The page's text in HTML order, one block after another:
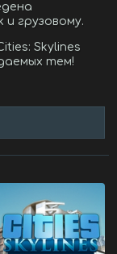
грузовому.
Skylines
тем!